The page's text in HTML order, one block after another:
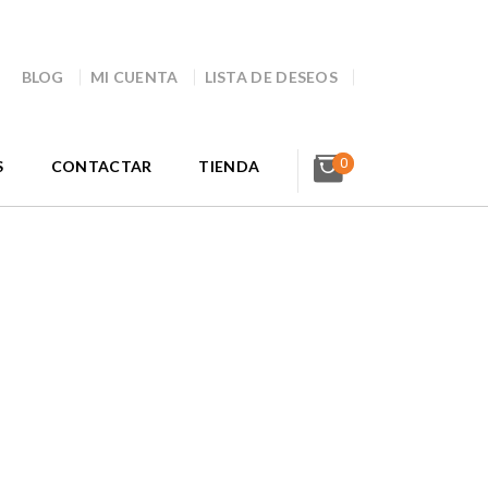
BLOG MI CUENTA LISTA DE DESEOS
CONTACTAR TIENDA 0